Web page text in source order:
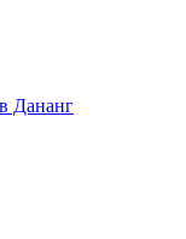
Дананг